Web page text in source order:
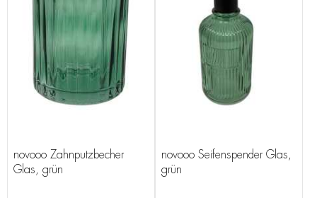
novooo Zahnputzbecher
Glas, grün
novooo Seifenspender Glas,
grün